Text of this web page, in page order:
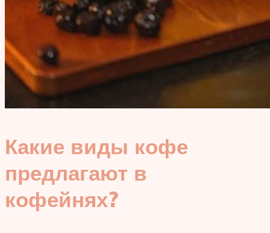
Какие виды кофе
предлагают в
кофейнях?